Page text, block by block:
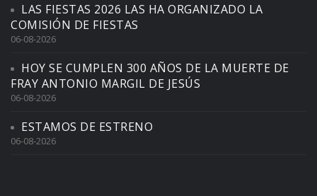
LAS FIESTAS 2026 LAS HA ORGANIZADO LA
COMISIÓN DE FIESTAS
06-08-2026
HOY SE CUMPLEN 300 AÑOS DE LA MUERTE DE
FRAY ANTONIO MARGIL DE JESÚS
06-08-2026
ESTAMOS DE ESTRENO
06-08-2026